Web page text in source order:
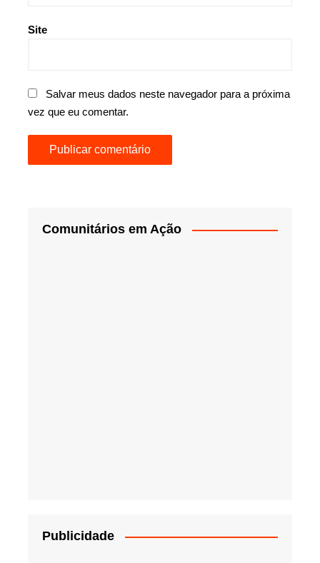
Site
Salvar meus dados neste navegador para a próxima
vez que eu comentar.
Comunitários em Ação
Publicidade